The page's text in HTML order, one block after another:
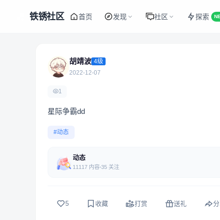
铁锈社区 首页 发现 社区 探索
胡靖波 4级
2022-12-07
1
星际争霸dd
#动态
动态
11117 内容 35 关注
5 收藏 打赏 送礼